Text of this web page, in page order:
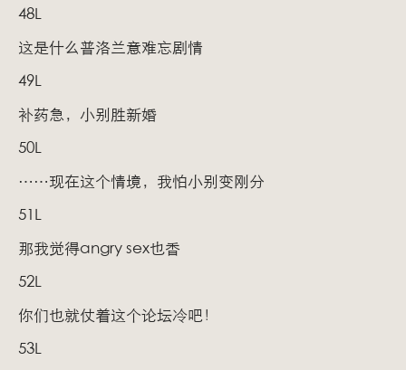
48L
这是什么普洛兰意难忘剧情
49L
补药急，小别胜新婚
50L
……现在这个情境，我怕小别变刚分
51L
那我觉得angry sex也香
52L
你们也就仗着这个论坛冷吧！
53L